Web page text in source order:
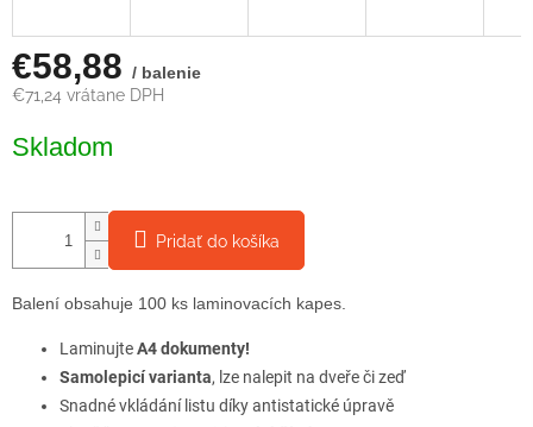
€58,88 / balenie
€71,24 vrátane DPH
cena:
Skladom
Pridať do košíka
Balení obsahuje 100 ks laminovacích kapes.
LaminujteA4 dokumenty!
Samolepicí varianta, lze nalepit na dveře či zeď
Snadné vkládání listu díky antistatické úpravě